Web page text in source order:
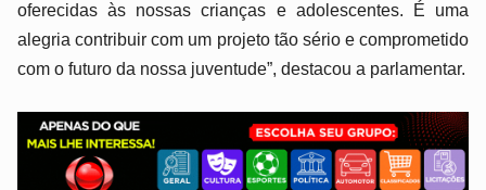
oferecidas às nossas crianças e adolescentes. É uma
alegria contribuir com um projeto tão sério e comprometido
com o futuro da nossa juventude”, destacou a parlamentar.